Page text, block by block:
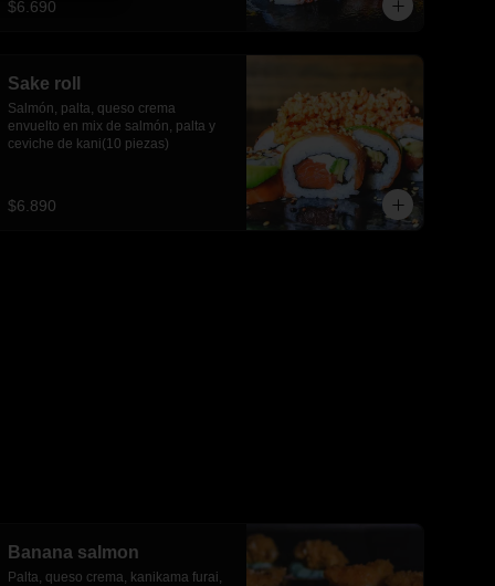
$6.690
Sake roll
Salmón, palta, queso crema
envuelto en mix de salmón, palta y
ceviche de kani(10 piezas)
$6.890
Banana salmon
Palta, queso crema, kanikama furai,